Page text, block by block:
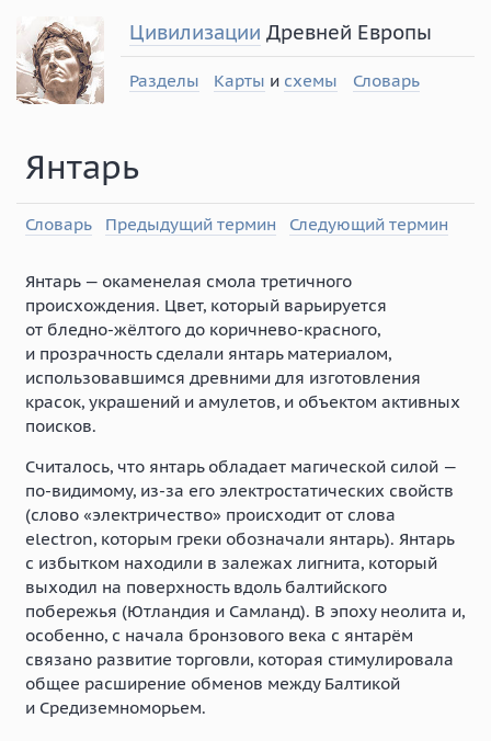
Цивилизации Древней Европы
Разделы Карты и схемы Словарь
Янтарь
Словарь Предыдущий термин Следующий термин
Янтарь — окаменелая смола третичного
происхождения. Цвет, который варьируется
от бледно-жёлтого до коричнево-красного,
и прозрачность сделали янтарь материалом,
использовавшимся древними для изготовления
красок, украшений и амулетов, и объектом активных
поисков.
Считалось, что янтарь обладает магической силой —
по-видимому, из-за его электростатических свойств
(слово «электричество» происходит от слова
electron, которым греки обозначали янтарь). Янтарь
с избытком находили в залежах лигнита, который
выходил на поверхность вдоль балтийского
побережья (Ютландия и Самланд). В эпоху неолита и,
особенно, с начала бронзового века с янтарём
связано развитие торговли, которая стимулировала
общее расширение обменов между Балтикой
и Средиземноморьем.